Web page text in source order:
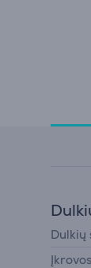
Dulkių